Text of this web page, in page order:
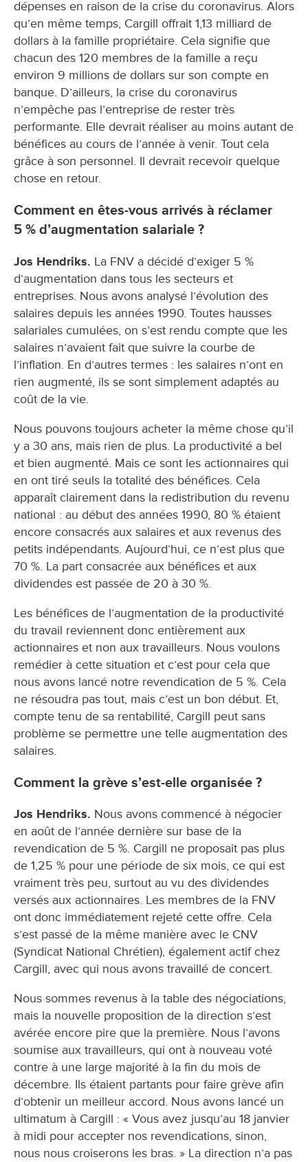
dépenses en raison de la crise du coronavirus. Alors
qu’en même temps, Cargill offrait 1,13 milliard de
dollars à la famille propriétaire. Cela signifie que
chacun des 120 membres de la famille a reçu
environ 9 millions de dollars sur son compte en
banque. D’ailleurs, la crise du coronavirus
n’empêche pas l’entreprise de rester très
performante. Elle devrait réaliser au moins autant de
bénéfices au cours de l’année à venir. Tout cela
grâce à son personnel. Il devrait recevoir quelque
chose en retour.
Comment en êtes-vous arrivés à réclamer
5 % d’augmentation salariale ?
Jos Hendriks. La FNV a décidé d’exiger 5 %
d’augmentation dans tous les secteurs et
entreprises. Nous avons analysé l’évolution des
salaires depuis les années 1990. Toutes hausses
salariales cumulées, on s’est rendu compte que les
salaires n’avaient fait que suivre la courbe de
l’inflation. En d’autres termes : les salaires n’ont en
rien augmenté, ils se sont simplement adaptés au
coût de la vie.
Nous pouvons toujours acheter la même chose qu’il
y a 30 ans, mais rien de plus. La productivité a bel
et bien augmenté. Mais ce sont les actionnaires qui
en ont tiré seuls la totalité des bénéfices. Cela
apparaît clairement dans la redistribution du revenu
national : au début des années 1990, 80 % étaient
encore consacrés aux salaires et aux revenus des
petits indépendants. Aujourd’hui, ce n’est plus que
70 %. La part consacrée aux bénéfices et aux
dividendes est passée de 20 à 30 %.
Les bénéfices de l’augmentation de la productivité
du travail reviennent donc entièrement aux
actionnaires et non aux travailleurs. Nous voulons
remédier à cette situation et c’est pour cela que
nous avons lancé notre revendication de 5 %. Cela
ne résoudra pas tout, mais c’est un bon début. Et,
compte tenu de sa rentabilité, Cargill peut sans
problème se permettre une telle augmentation des
salaires.
Comment la grève s’est-elle organisée ?
Jos Hendriks. Nous avons commencé à négocier
en août de l’année dernière sur base de la
revendication de 5 %. Cargill ne proposait pas plus
de 1,25 % pour une période de six mois, ce qui est
vraiment très peu, surtout au vu des dividendes
versés aux actionnaires. Les membres de la FNV
ont donc immédiatement rejeté cette offre. Cela
s’est passé de la même manière avec le CNV
(Syndicat National Chrétien), également actif chez
Cargill, avec qui nous avons travaillé de concert.
Nous sommes revenus à la table des négociations,
mais la nouvelle proposition de la direction s’est
avérée encore pire que la première. Nous l’avons
soumise aux travailleurs, qui ont à nouveau voté
contre à une large majorité à la fin du mois de
décembre. Ils étaient partants pour faire grève afin
d’obtenir un meilleur accord. Nous avons lancé un
ultimatum à Cargill : « Vous avez jusqu’au 18 janvier
à midi pour accepter nos revendications, sinon,
nous nous croiserons les bras. » La direction n’a pas